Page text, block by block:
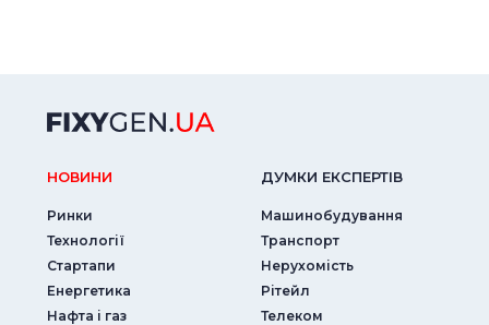
НОВИНИ
Ринки
Технології
Стартапи
Енергетика
Нафта і газ
ДУМКИ ЕКСПЕРТIВ
Машинобудування
Транспорт
Нерухомість
Рітейл
Телеком